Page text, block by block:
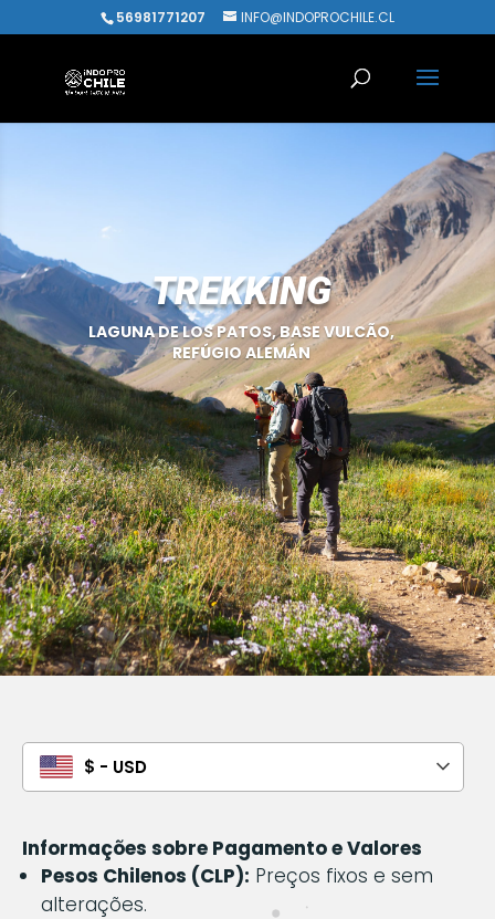
56981771207 INFO@INDOPROCHILE.CL
TREKKING
LAGUNA DE LOS PATOS, BASE VULCÃO,
REFÚGIO ALEMÁN
$ - USD
Informações sobre Pagamento e Valores
Pesos Chilenos (CLP): Preços fixos e sem
alterações.